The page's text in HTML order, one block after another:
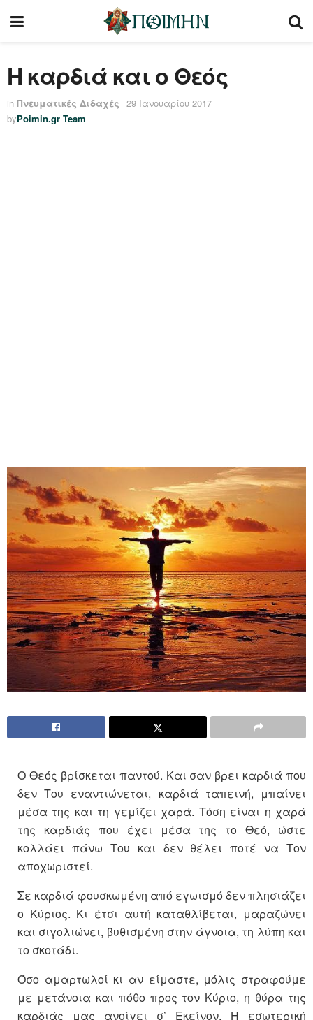
Η καρδιά και ο Θεός
in Πνευματικές Διδαχές 29 Ιανουαρίου 2017
byPoimin.gr Team
Ο Θεός βρίσκεται παντού. Και σαν βρει καρδιά που
δεν Του εναντιώνεται, καρδιά ταπεινή, μπαίνει
μέσα της και τη γεμίζει χαρά. Τόση είναι η χαρά
της καρδιάς που έχει μέσα της το Θεό, ώστε
κολλάει πάνω Του και δεν θέλει ποτέ να Τον
αποχωριστεί.
Σε καρδιά φουσκωμένη από εγωισμό δεν πλησιάζει
ο Κύριος. Κι έτσι αυτή καταθλίβεται, μαραζώνει
και σιγολιώνει, βυθισμένη στην άγνοια, τη λύπη και
το σκοτάδι.
Όσο αμαρτωλοί κι αν είμαστε, μόλις στραφούμε
με μετάνοια και πόθο προς τον Κύριο, η θύρα της
καρδιάς μας ανοίγει σ’ Εκείνον. Η εσωτερική